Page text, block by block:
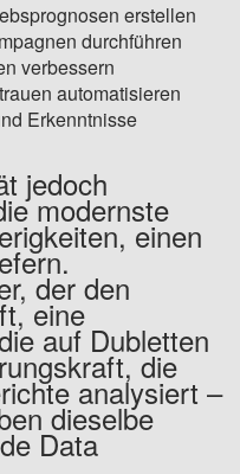
erstellen
durchführen
verbessern
automatisieren
Erkenntnisse
jedoch
modernste
einen
der den
eine
auf Dubletten
die
analysiert –
dieselbe
Data